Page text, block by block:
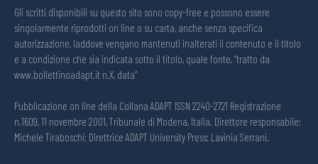
Gli scritti disponibili su questo sito sono copy-free e possono essere
singolarmente riprodotti on line o su carta, anche senza specifica
autorizzazione, laddove vengano mantenuti inalterati il contenuto e il titolo
e a condizione che sia indicata sotto il titolo, quale fonte, “tratto da
www.bollettinoadapt.it n.X, data“
Pubblicazione on line della Collana ADAPT ISSN 2240-2721 Registrazione
n.1609, 11 novembre 2001, Tribunale di Modena, Italia. Direttore responsabile:
Michele Tiraboschi; Direttrice ADAPT University Press: Lavinia Serrani.